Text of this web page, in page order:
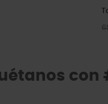
con